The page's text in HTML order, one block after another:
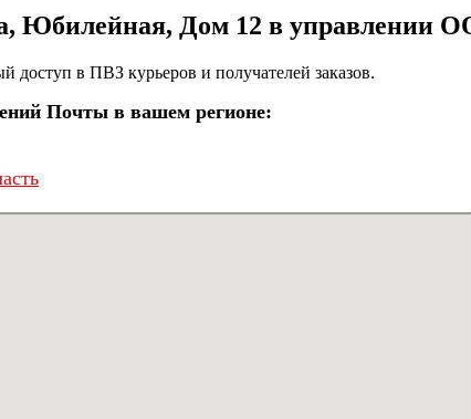
Юбилейная, Дом 12 в управлении
доступ в ПВЗ курьеров и получателей заказов.
Почты в вашем регионе: